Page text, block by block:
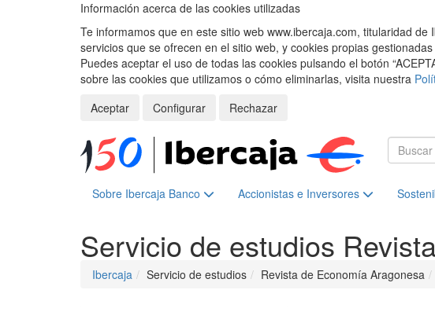
Información acerca de las cookies utilizadas
Te informamos que en este sitio web www.ibercaja.com, titularidad
servicios que se ofrecen en el sitio web, y cookies propias
Puedes aceptar el uso de todas las cookies pulsando el botón
sobre las cookies que utilizamos o cómo eliminarlas, visita nuestra
Aceptar
Configurar
Rechazar
Sobre Ibercaja Banco Accionistas e Inversores
Servicio de estudios
Ibercaja Servicio de estudios Revista de Economía Aragonesa